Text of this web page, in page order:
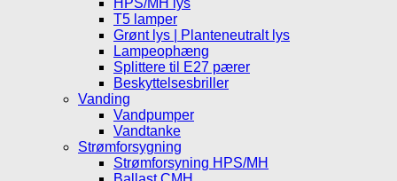
HPS/MH lys
T5 lamper
Grønt lys | Planteneutralt lys
Lampeophæng
Splittere til E27 pærer
Beskyttelsesbriller
Vanding
Vandpumper
Vandtanke
Strømforsygning
Strømforsyning HPS/MH